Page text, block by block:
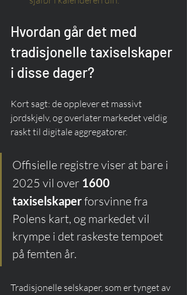
Hvordan går det med
tradisjonelle taxiselskaper
i disse dager?
Kort sagt: de opplever et massivt
jordskjelv, og overlater markedet veldig
raskt til digitale aggregatorer.
Offisielle registre viser at bare i
2025 vil over 1600
taxiselskaper forsvinne fra
Polens kart, og markedet vil
krympe i det raskeste tempoet
på femten år.
Tradisjonelle selskaper, som er tynget av